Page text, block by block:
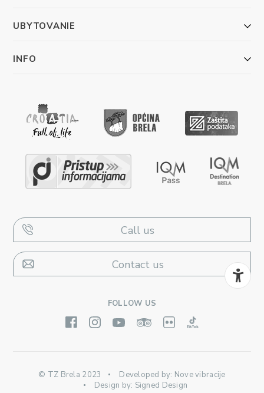
UBYTOVANIE
INFO
Call us
Contact us
FOLLOW US
© TZ Brela 2023 Developed by: Nove vibracije
Design by: Signed Design